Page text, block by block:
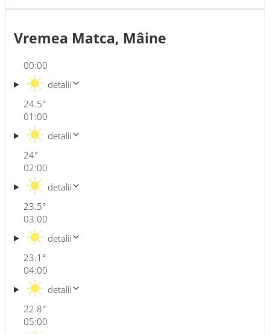
Vremea Matca, Mâine
00:00
24.5°
detalii
01:00
24°
detalii
02:00
23.5°
detalii
03:00
23.1 °
detalii
04:00
22.8°
detalii
05:00